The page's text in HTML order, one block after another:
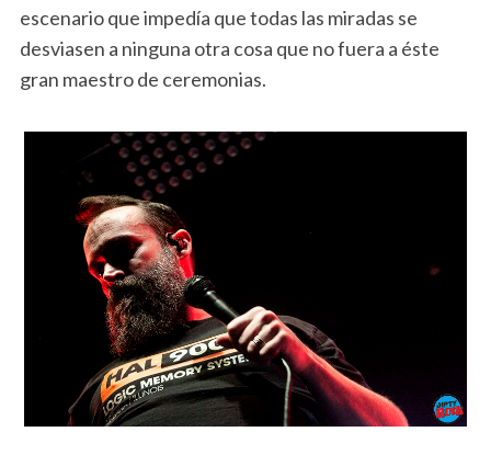
escenario que impedía que todas las miradas se
desviasen a ninguna otra cosa que no fuera a éste
gran maestro de ceremonias.